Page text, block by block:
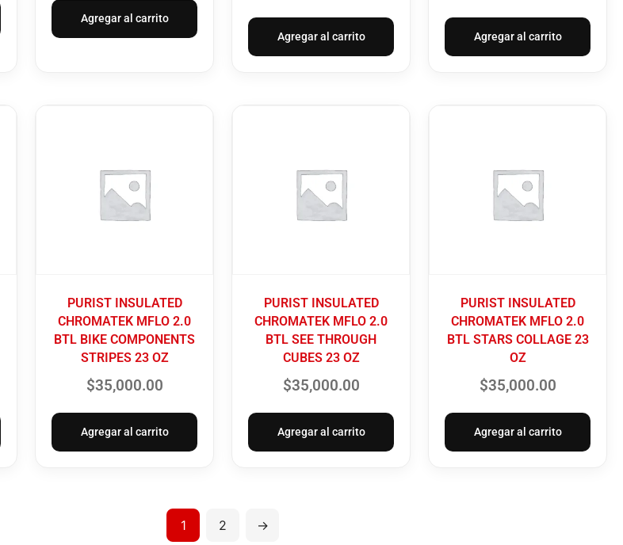
Agregar al carrito
Agregar al carrito Agregar al carrito
PURIST INSULATED
CHROMATEK MFLO 2.0
BTL BIKE COMPONENTS
STRIPES 23 OZ
$35,000.00
Agregar al carrito
PURIST INSULATED
CHROMATEK MFLO 2.0
BTL SEE THROUGH
CUBES 23 OZ
$35,000.00
Agregar al carrito
PURIST INSULATED
CHROMATEK MFLO 2.0
BTL STARS COLLAGE 23
OZ
$35,000.00
Agregar al carrito
1 2 →